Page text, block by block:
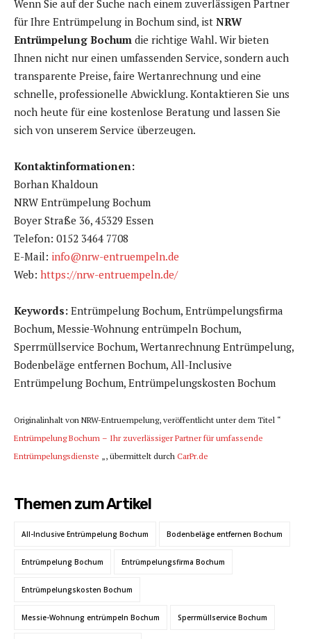
Wenn Sie auf der Suche nach einem zuverlässigen Partner
für Ihre Entrümpelung in Bochum sind, ist NRW
Entrümpelung Bochum die richtige Wahl. Wir bieten
Ihnen nicht nur einen umfassenden Service, sondern auch
transparente Preise, faire Wertanrechnung und eine
schnelle, professionelle Abwicklung. Kontaktieren Sie uns
noch heute für eine kostenlose Beratung und lassen Sie
sich von unserem Service überzeugen.
Kontaktinformationen:
Borhan Khaldoun
NRW Entrümpelung Bochum
Boyer Straße 36, 45329 Essen
Telefon: 0152 3464 7708
E-Mail: info@nrw-entruempeln.de
Web: https://nrw-entruempeln.de/
Keywords: Entrümpelung Bochum, Entrümpelungsfirma
Bochum, Messie-Wohnung entrümpeln Bochum,
Sperrmüllservice Bochum, Wertanrechnung Entrümpelung,
Bodenbeläge entfernen Bochum, All-Inclusive
Entrümpelung Bochum, Entrümpelungskosten Bochum
Originalinhalt von NRW-Entruempelung, veröffentlicht unter dem Titel “
Entrümpelung Bochum – Ihr zuverlässiger Partner für umfassende
Entrümpelungsdienste „, übermittelt durch CarPr.de
Themen zum Artikel
All-Inclusive Entrümpelung Bochum Bodenbeläge entfernen Bochum
Entrümpelung Bochum Entrümpelungsfirma Bochum
Entrümpelungskosten Bochum
Messie-Wohnung entrümpeln Bochum Sperrmüllservice Bochum